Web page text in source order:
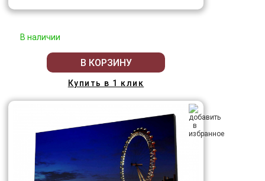
В наличии
В КОРЗИНУ
Купить в 1 клик